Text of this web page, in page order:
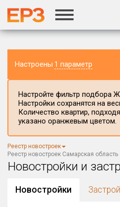
Настроены 1 параметр
Регион ЖК
Самарская область
Район в регионе
Все
Настройте фильтр подбора
Настройки сохранятся на
Количество квартир,
указано оранжевым цветом.
Реестр новостроек
Реестр новостроек Самарская область
Новостройки и
Новостройки